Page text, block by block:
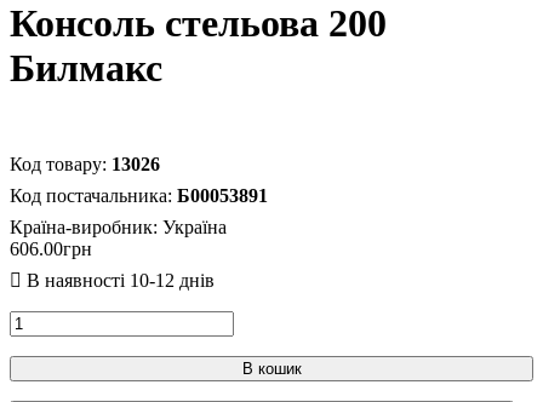
Консоль стельова 200
Билмакс
13026
Б00053891
Країна-виробник: Україна
606.00грн
В кошик